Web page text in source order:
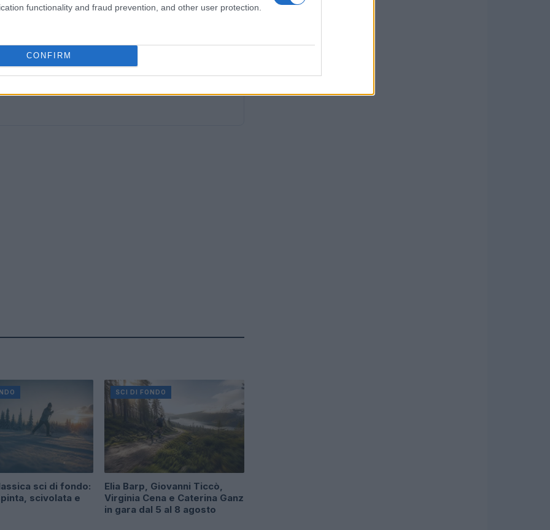
functionality and fraud prevention, and other user protection.
CONFIRM
regalare emozioni e trionfi, contribuendo a
carriera.
sci di fondo:
scivolata e
SCI DI FONDO
Elia Barp, Giovanni Ticcò,
Virginia Cena e Caterina Ganz
in gara dal 5 al 8 agosto